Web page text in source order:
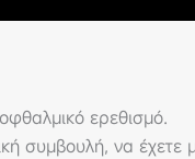
ερεθισμό.
συμβουλή, να έχετε